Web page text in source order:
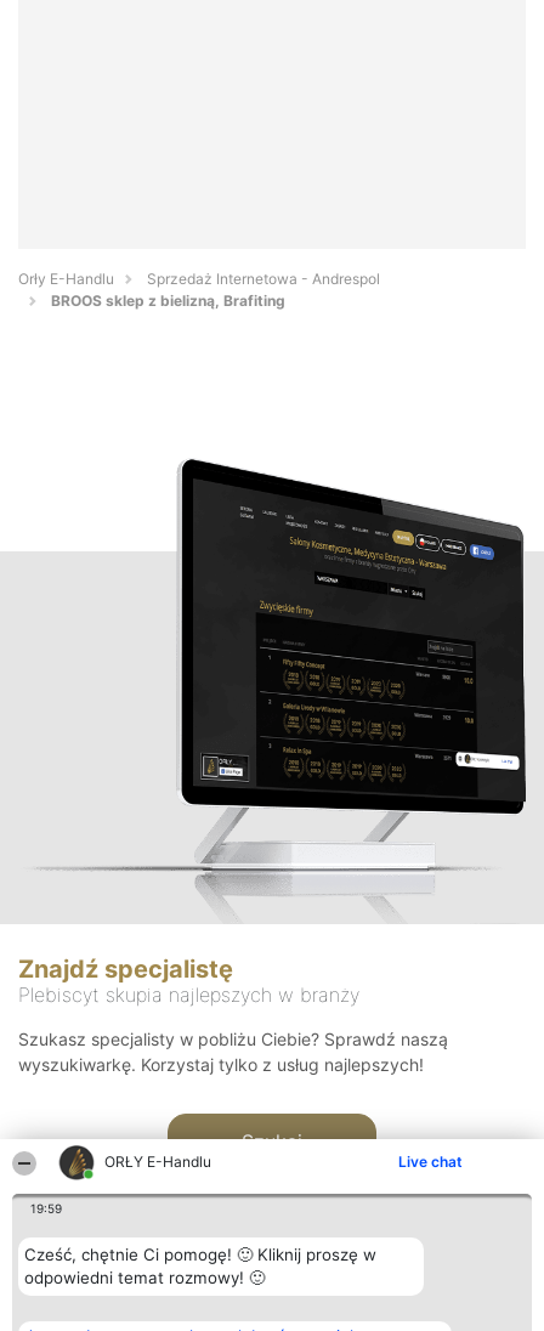
ORŁY E-Handlu Live chat
19:59
Cześć, chętnie Ci pomogę! 🙂 Kliknij proszę w
odpowiedni temat rozmowy! 🙂
Orły E-Handlu
Sprzedaż Internetowa - Andrespol
BROOS sklep z bielizną, Brafiting
Znajdź specjalistę
Plebiscyt skupia najlepszych w branży
Szukasz specjalisty w pobliżu Ciebie? Sprawdź naszą
wyszukiwarkę. Korzystaj tylko z usług najlepszych!
Szukaj
Organizator plebiscytu Plebiscyt Kontakt